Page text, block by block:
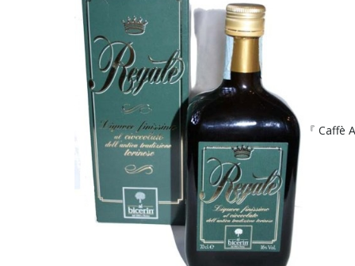
『 Caffè